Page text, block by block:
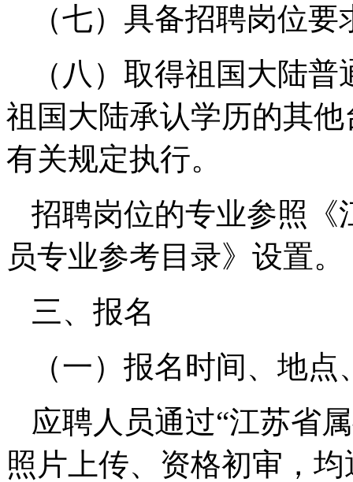
（七）具备招聘岗位
（八）取得祖国大陆
祖国大陆承认学历的其
有关规定执行。
招聘岗位的专业参照《
员专业参考目录》设置。
三、报名
（一）报名时间、地点
应聘人员通过“江苏省
照片上传、资格初审，